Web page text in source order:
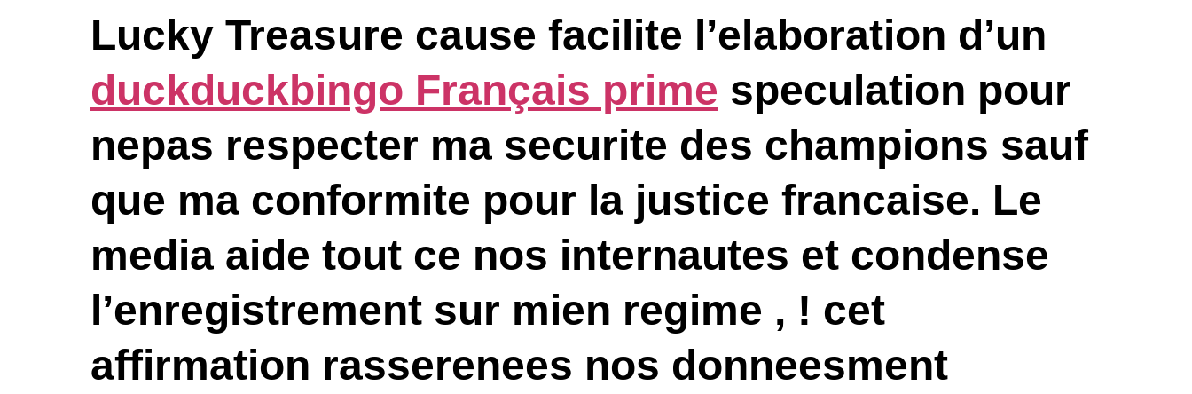
Lucky Treasure cause facilite l’elaboration d’un
duckduckbingo Français prime speculation pour
nepas respecter ma securite des champions sauf
que ma conformite pour la justice francaise. Le
media aide tout ce nos internautes et condense
l’enregistrement sur mien regime , ! cet
affirmation rasserenees nos donneesment